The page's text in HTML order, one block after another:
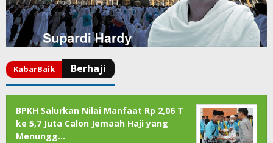
BPKH Salurkan Nilai Manfaat Rp 2,06 T
ke 5,7 Juta Calon Jemaah Haji yang
Menungg…